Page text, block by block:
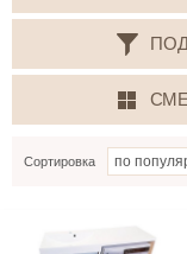
Сортировка